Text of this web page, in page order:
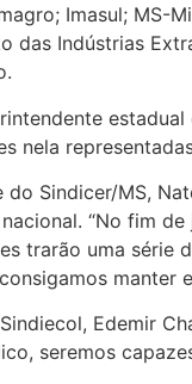
Imasul; MS-
das Indústrias
nela
do Sindicer/MS,
“No fim
trarão uma
manter
Edemir
seremos